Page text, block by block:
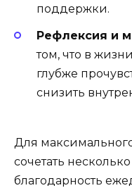
поддержки.
Рефлексия и
том, что в
глубже
снизить
Для
сочетать
благодарность